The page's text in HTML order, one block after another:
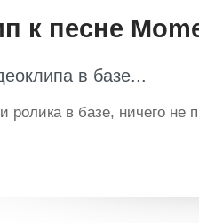
к песне
в базе...
ролика в базе, ничего не